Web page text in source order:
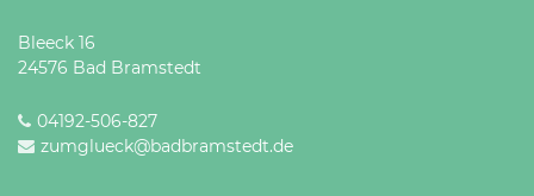
Bleeck 16
24576 Bad Bramstedt
04192-506-827
zumglueck@badbramstedt.de